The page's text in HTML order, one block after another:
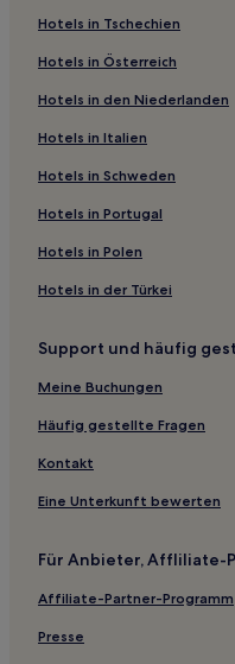
Leeds Hotels
Montevallo Hotels
Hotels mit inbegriffenem
Haustierfreundliche in
Familien in Hoover
Hotels in Tschechien
Hotels in Österreich
Hotels in den Niederlanden
Hotels in Italien
Hotels in Schweden
Hotels in Portugal
Hotels in Polen
Hotels in der Türkei
Support und häufig
Meine Buchungen
Häufig gestellte Fragen
Kontakt
Eine Unterkunft bewerten
Für Anbieter, Affliliate-
Affiliate-Partner-Programm
Presse